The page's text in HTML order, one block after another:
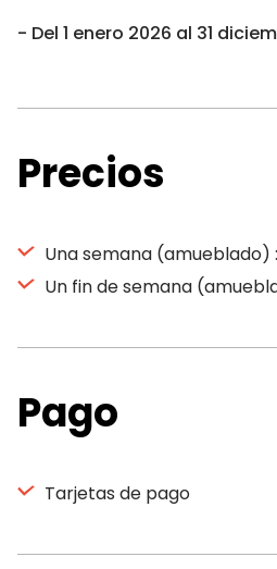
Del 1 enero 2026 al 31
Precios
Una semana (amueblado)
Un fin de semana
Pago
Tarjetas de pago